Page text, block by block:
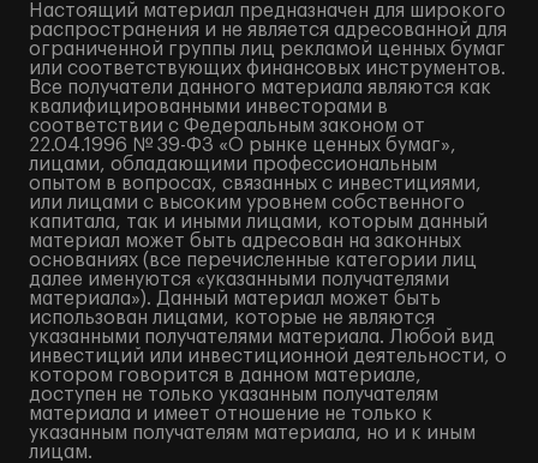
Настоящий материал предназначен для широкого
распространения и не является адресованной для
ограниченной группы лиц рекламой ценных бумаг
или соответствующих финансовых инструментов.
Все получатели данного материала являются как
квалифицированными инвесторами в
соответствии с Федеральным законом от
22.04.1996 № 39-ФЗ «О рынке ценных бумаг»,
лицами, обладающими профессиональным
опытом в вопросах, связанных с инвестициями,
или лицами с высоким уровнем собственного
капитала, так и иными лицами, которым данный
материал может быть адресован на законных
основаниях (все перечисленные категории лиц
далее именуются «указанными получателями
материала»). Данный материал может быть
использован лицами, которые не являются
указанными получателями материала. Любой вид
инвестиций или инвестиционной деятельности, о
котором говорится в данном материале,
доступен не только указанным получателям
материала и имеет отношение не только к
указанным получателям материала, но и к иным
лицам.